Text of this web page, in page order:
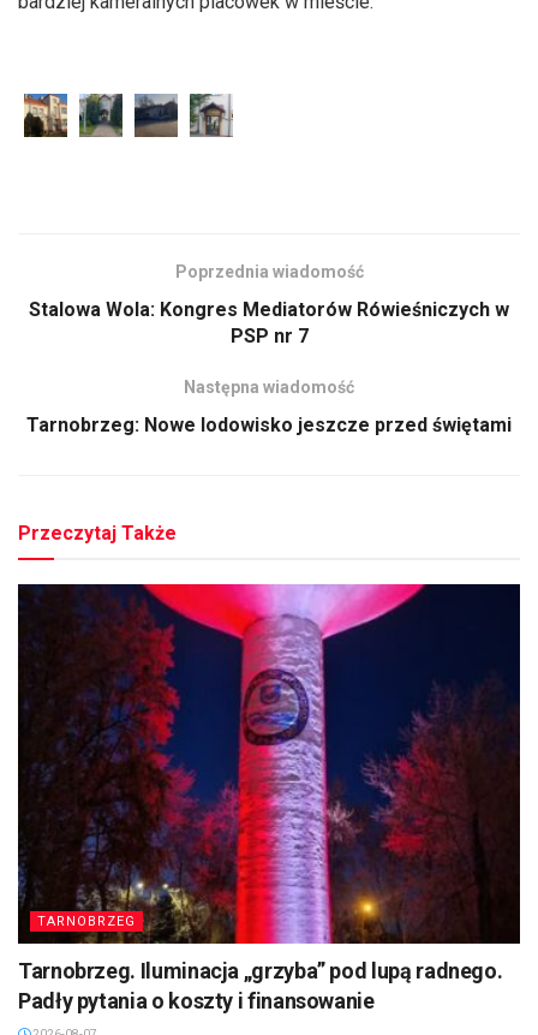
Poprzednia wiadomość
Stalowa Wola: Kongres Mediatorów Rówieśniczych w
PSP nr 7
Następna wiadomość
Tarnobrzeg: Nowe lodowisko jeszcze przed świętami
Przeczytaj Także
TARNOBRZEG
Tarnobrzeg. Iluminacja „grzyba” pod lupą radnego.
Padły pytania o koszty i finansowanie